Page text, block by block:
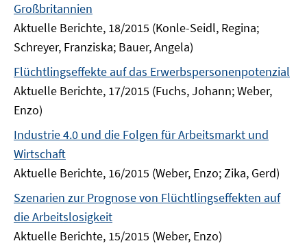
Großbritannien
Aktuelle Berichte, 18/2015 (Konle-Seidl, Regina;
Schreyer, Franziska; Bauer, Angela)
Flüchtlingseffekte auf das Erwerbspersonenpotenzial
Aktuelle Berichte, 17/2015 (Fuchs, Johann; Weber,
Enzo)
Industrie 4.0 und die Folgen für Arbeitsmarkt und
Wirtschaft
Aktuelle Berichte, 16/2015 (Weber, Enzo; Zika, Gerd)
Szenarien zur Prognose von Flüchtlingseffekten auf
die Arbeitslosigkeit
Aktuelle Berichte, 15/2015 (Weber, Enzo)